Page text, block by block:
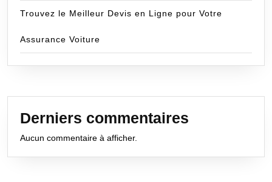
Trouvez le Meilleur Devis en Ligne pour Votre
Assurance Voiture
Derniers commentaires
Aucun commentaire à afficher.